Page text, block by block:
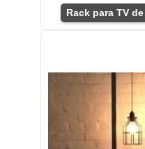
Rack para TV